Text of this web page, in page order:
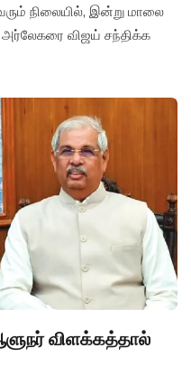
நிலையில், இன்று மாலை
விஜய் சந்திக்க
விளக்கத்தால்